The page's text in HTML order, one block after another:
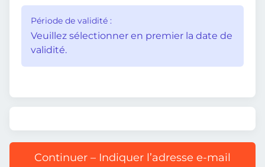
Période de validité :
Veuillez sélectionner en premier la date de
validité.
Continuer – Indiquer l’adresse e-mail